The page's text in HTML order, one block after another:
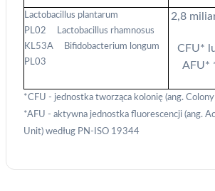
Lactobacillus plantarum
PL02
Lactobacillus rhamnosus
KL53A
Bifidobacterium longum
PL03
2,8
CFU*
AFU*
*CFU - jednostka tworząca kolonię (ang.
*AFU - aktywna jednostka fluorescencji (ang.
Unit) według PN-ISO 19344
Identyfikowanie urządzeń na
aktywnie żądanych informacji
Cele przetwarzania inne niż IAB:
Niezbędne
Wydajność (Performance)
Reklama / śledzenie